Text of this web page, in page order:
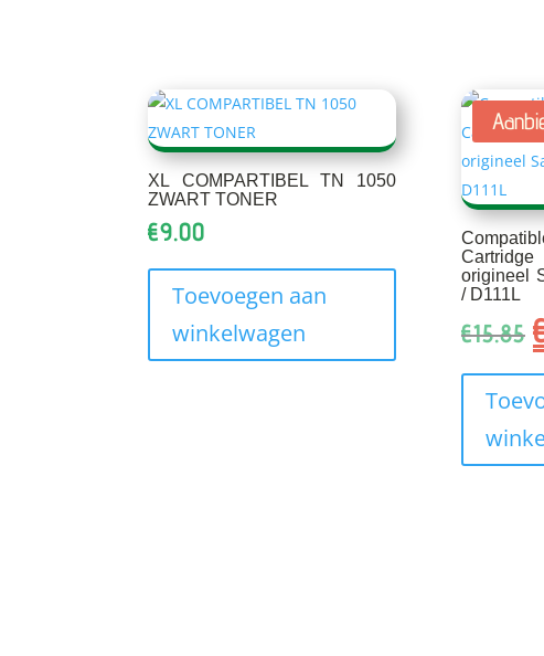
XL COMPARTIBEL TN 1050
ZWART TONER
€9.00
Toevoegen aan
winkelwagen
origineel
/ D111L
€15.85